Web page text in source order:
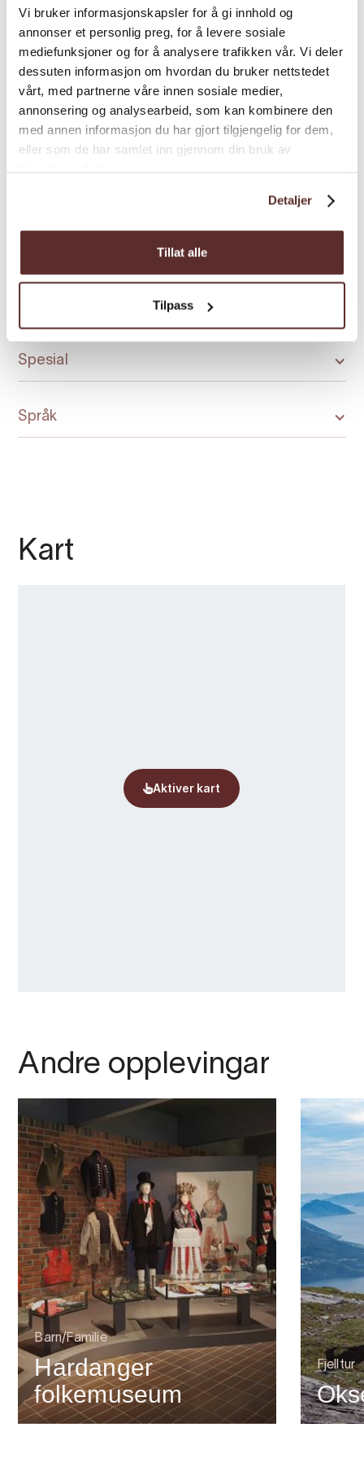
Vi bruker informasjonskapsler for å gi innhold og
annonser et personlig preg, for å levere sosiale
mediefunksjoner og for å analysere trafikken vår. Vi deler
dessuten informasjon om hvordan du bruker nettstedet
vårt, med partnerne våre innen sosiale medier,
annonsering og analysearbeid, som kan kombinere den
med annen informasjon du har gjort tilgjengelig for dem,
eller som de har samlet inn gjennom din bruk av
Detaljer
Tillat alle
Tilpass
MICE Konferansefasiliteter
Rabatter
Spesial
Språk
Kart
Andre opplevingar
Barn/Familie
Hardanger
folkemuseum
Fjelltur